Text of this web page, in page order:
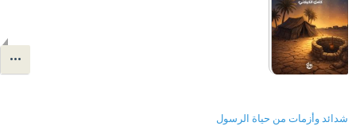
شدائد وأزمات من حياة الرسول